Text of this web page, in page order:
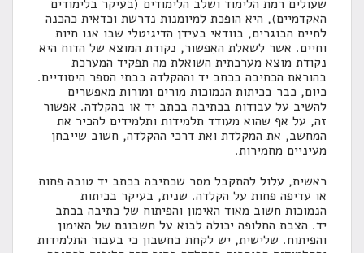
שעולים רמת הלימוד ושלב הלימודים (בעיקר בלימודים
האקדמיים), היא הופכת למיומנות נדרשת וכדאית כהכנה
לחיים הבוגרים, בוודאי בעידן הדיגיטלי שבו אנו חיות
וחיים. אשר לשאלת האִפשור, נקודת המוצא של הדוח היא
נקודת מוצא מערכתית השואלת מה תפקיד המערכת
בהוראת הכתיבה בכתב יד וההקלדה בבתי הספר היסודיים.
כיום, כבר בכיתות הנמוכות מורים ומורות מאפשרים
להשיב על עבודות בכתיבה בכתב יד או בהקלדה. אפשור
זה, על אף שהוא מעודד תלמידות ותלמידים להכיר את
המחשב, את המקלדת ואת דרכי ההקלדה, חשוב שייבחן
מעיניים מחמירות.
ראשית, עלול להתקבל מסר שכתיבה בכתב יד טובה פחות
או עדיפה פחות על הקלדה. שנית, בעיקר בכיתות
הנמוכות חשוב מאוד האימון והפיתוח של כתיבה בכתב
יד. הצבת החלופה יכולה לבוא על חשבונם של האימון
והפיתוח. שלישית, יש לקחת בחשבון כי בעבור התלמידות